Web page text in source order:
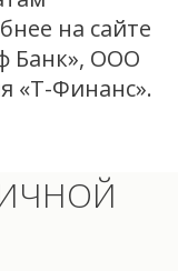
на сайте
Банк», ООО
«Т-Финанс».